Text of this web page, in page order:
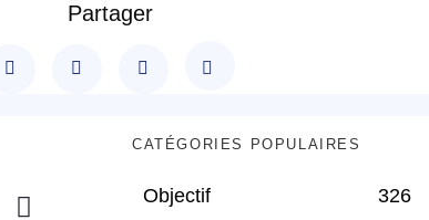
Partager
CATÉGORIES POPULAIRES
Objectif 326